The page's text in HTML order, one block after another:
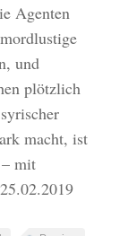
Agenten
und
plötzlich
macht, ist
mit